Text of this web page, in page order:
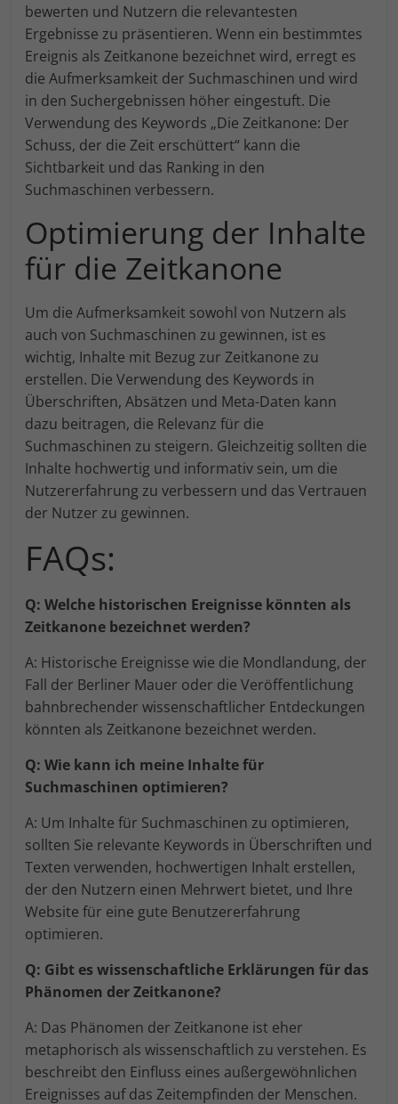
bewerten und Nutzern die relevantesten
Ergebnisse zu präsentieren. Wenn ein bestimmtes
Ereignis als Zeitkanone bezeichnet wird, erregt es
die Aufmerksamkeit der Suchmaschinen und wird
in den Suchergebnissen höher eingestuft. Die
Verwendung des Keywords „Die Zeitkanone: Der
Schuss, der die Zeit erschüttert“ kann die
Sichtbarkeit und das Ranking in den
Suchmaschinen verbessern.
Optimierung der Inhalte
für die Zeitkanone
Um die Aufmerksamkeit sowohl von Nutzern als
auch von Suchmaschinen zu gewinnen, ist es
wichtig, Inhalte mit Bezug zur Zeitkanone zu
erstellen. Die Verwendung des Keywords in
Überschriften, Absätzen und Meta-Daten kann
dazu beitragen, die Relevanz für die
Suchmaschinen zu steigern. Gleichzeitig sollten die
Inhalte hochwertig und informativ sein, um die
Nutzererfahrung zu verbessern und das Vertrauen
der Nutzer zu gewinnen.
FAQs:
Q: Welche historischen Ereignisse könnten als
Zeitkanone bezeichnet werden?
A: Historische Ereignisse wie die Mondlandung, der
Fall der Berliner Mauer oder die Veröffentlichung
bahnbrechender wissenschaftlicher Entdeckungen
könnten als Zeitkanone bezeichnet werden.
Q: Wie kann ich meine Inhalte für
Suchmaschinen optimieren?
A: Um Inhalte für Suchmaschinen zu optimieren,
sollten Sie relevante Keywords in Überschriften und
Texten verwenden, hochwertigen Inhalt erstellen,
der den Nutzern einen Mehrwert bietet, und Ihre
Website für eine gute Benutzererfahrung
optimieren.
Q: Gibt es wissenschaftliche Erklärungen für das
Phänomen der Zeitkanone?
A: Das Phänomen der Zeitkanone ist eher
metaphorisch als wissenschaftlich zu verstehen. Es
beschreibt den Einfluss eines außergewöhnlichen
Ereignisses auf das Zeitempfinden der Menschen.